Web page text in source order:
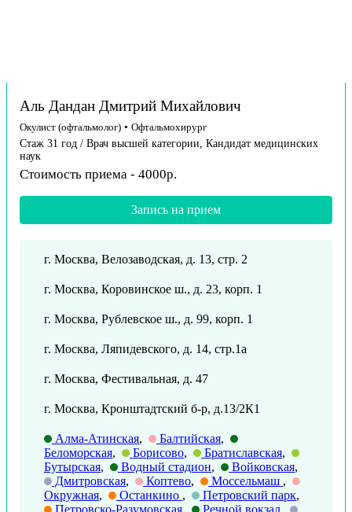
Аль Дандан Дмитрий Михайлович
Окулист (офтальмолог) • Офтальмохирург
Стаж 31 год / Врач высшей категории, Кандидат медицинских
наук
Стоимость приема - 4000р.
Запись на прием
г. Москва, Велозаводская, д. 13, стр. 2
г. Москва, Коровинское ш., д. 23, корп. 1
г. Москва, Рублевское ш., д. 99, корп. 1
г. Москва, Ляпидевского, д. 14, стр.1а
г. Москва, Фестивальная, д. 47
г. Москва, Кронштадтский б-р, д.13/2К1
Алма-Атинская, Балтийская,
Беломорская, Борисово, Братиславская,
Бутырская, Водный стадион, Войковская,
Дмитровская, Коптево, Моссельмаш ,
Окружная, Останкино , Петровский парк,
Петровско-Разумовская
Речной вокзал